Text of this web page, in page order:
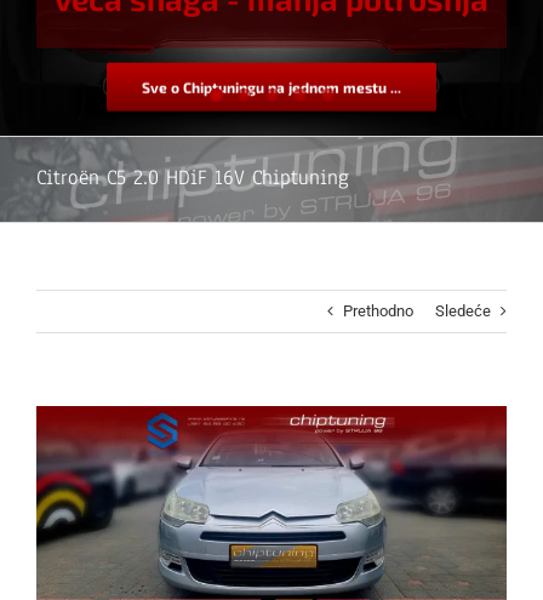
Sve o Chiptuningu na jednom mestu ...
Citroën C5 2.0 HDiF 16V Chiptuning
Prethodno Sledeće